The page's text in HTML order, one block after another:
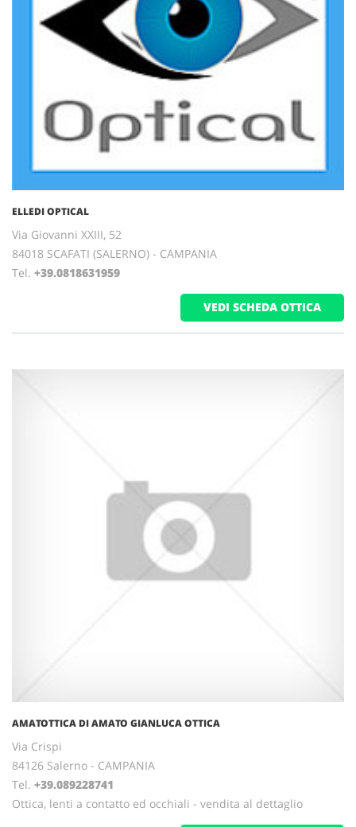
ELLEDI OPTICAL
Via Giovanni XXIII, 52
84018 SCAFATI (SALERNO) - CAMPANIA
Tel. +39.0818631959
VEDI SCHEDA OTTICA
AMATOTTICA DI AMATO GIANLUCA OTTICA
Via Crispi
84126 Salerno - CAMPANIA
Tel. +39.089228741
Ottica, lenti a contatto ed occhiali - vendita al dettaglio